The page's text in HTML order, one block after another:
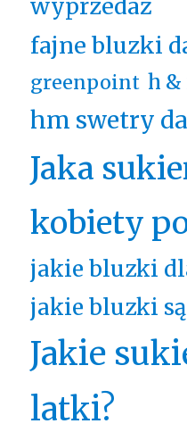
wyprzedaż
fajne bluzki
greenpoint h
hm swetry
Jaka
kobiety
jakie bluzki
jakie bluzki
Jakie
latki?